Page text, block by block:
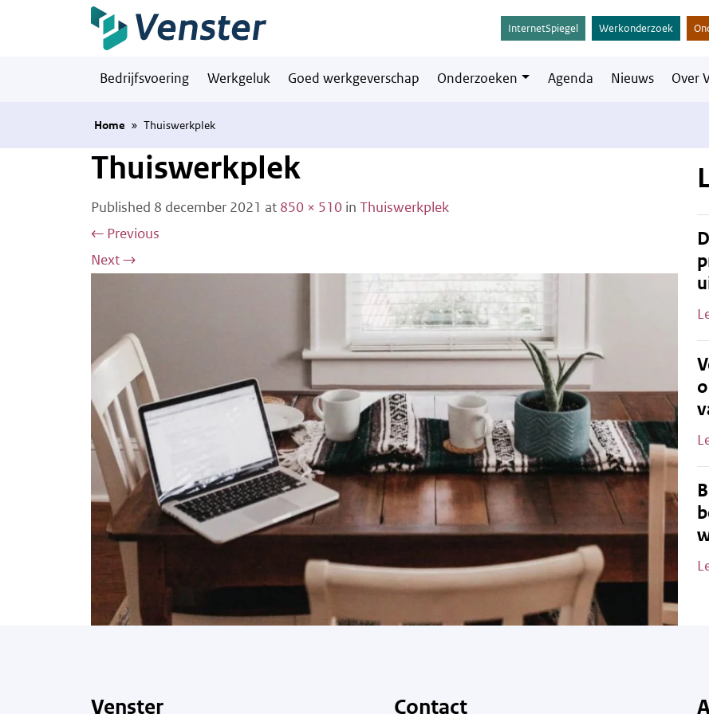
Naar hoofdinhoud
InternetSpiegel Werkonderzoek
Bedrijfsvoering Werkgeluk Goed werkgeverschap Onderzoeken Agenda Nieuws Over
Home » Thuiswerkplek
Thuiswerkplek
Published 8 december 2021 at 850 × 510 in Thuiswerkplek
← Previous
Next→
Venster Contact